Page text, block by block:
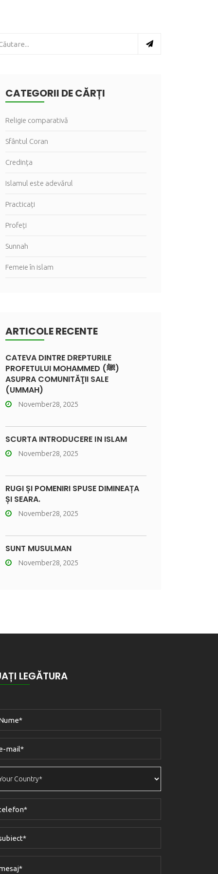
CATEGORII DE CĂRȚI
Religie comparativă
Sfântul Coran
Credința
Islamul este adevărul
Practicați
Profeți
Sunnah
Femeie în islam
ARTICOLE RECENTE
CÂTEVA DINTRE DREPTURILE
PROFETULUI MOHAMMED (ﷺ)
ASUPRA COMUNITĂŢII SALE
(UMMAH)
November28, 2025
SCURTĂ INTRODUCERE ÎN ISLAM
November28, 2025
RUGI ȘI POMENIRI SPUSE DIMINEAȚA
ȘI SEARA.
November28, 2025
SUNT MUSULMAN
November28, 2025
LEGĂTURA